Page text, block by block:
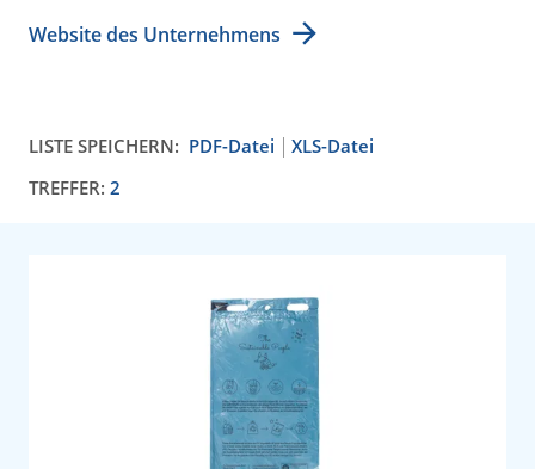
Website des Unternehmens
LISTE SPEICHERN: PDF-Datei
XLS-Datei
TREFFER: 2